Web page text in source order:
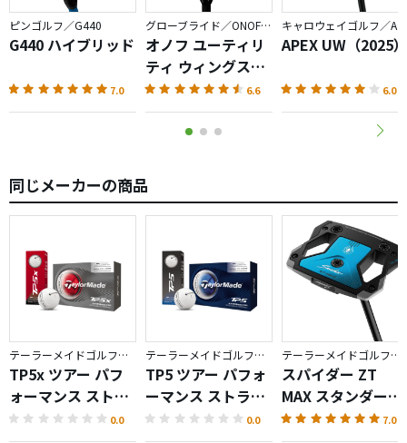
ピンゴルフ／G440
G440 ハイブリッド
7.0
グローブライド／ONOFF AKA
オノフ ユーティリ
ティ ウィングス
AKA（2026）
6.6
APEX UW（2025）
6.0
同じメーカーの商品
テーラーメイドゴルフ／TP5
TP5x ツアー パフ
ォーマンス ストラ
イプ ボール
0.0
テーラーメイドゴルフ／TP5
TP5 ツアー パフォ
ーマンス ストライ
プ ボール
0.0
テーラーメイドゴルフ／Spider ZT
スパイダー ZT
MAX スタンダード
パター
7.0